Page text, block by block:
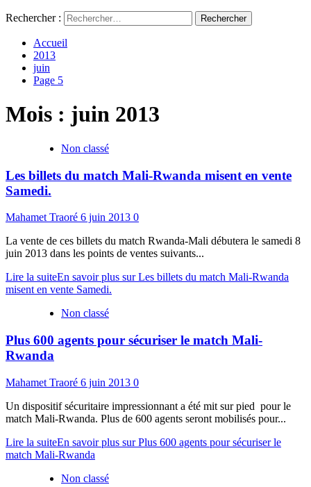
Rechercher :
Accueil
2013
juin
Page 5
Mois : juin 2013
Non classé
Les billets du match Mali-Rwanda misent en vente
Samedi.
Mahamet Traoré 6 juin 2013 0
La vente de ces billets du match Rwanda-Mali débutera le samedi 8
juin 2013 dans les points de ventes suivants...
Lire la suiteEn savoir plus sur Les billets du match Mali-Rwanda
misent en vente Samedi.
Non classé
Plus 600 agents pour sécuriser le match Mali-
Rwanda
Mahamet Traoré 6 juin 2013 0
Un dispositif sécuritaire impressionnant a été mit sur pied pour le
match Mali-Rwanda. Plus de 600 agents seront mobilisés pour...
Lire la suiteEn savoir plus sur Plus 600 agents pour sécuriser le
match Mali-Rwanda
Non classé